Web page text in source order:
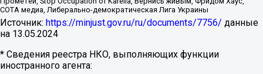
СОТА медиа, Либерально-демократическая Лига Украины
Источник: https://minjust.gov.ru/ru/documents/7756/ данные
на 13.05.2024
* Сведения реестра НКО, выполняющих функции
иностранного агента: